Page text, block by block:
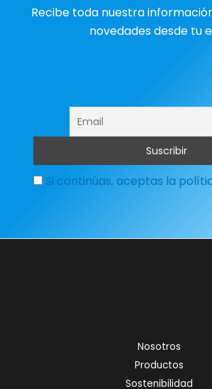
Recibe toda nuestra
novedades desde tu
Si continúas, aceptas la
Nosotros
Productos
Sostenibilidad